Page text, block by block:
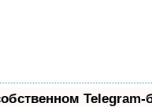
Telegram-